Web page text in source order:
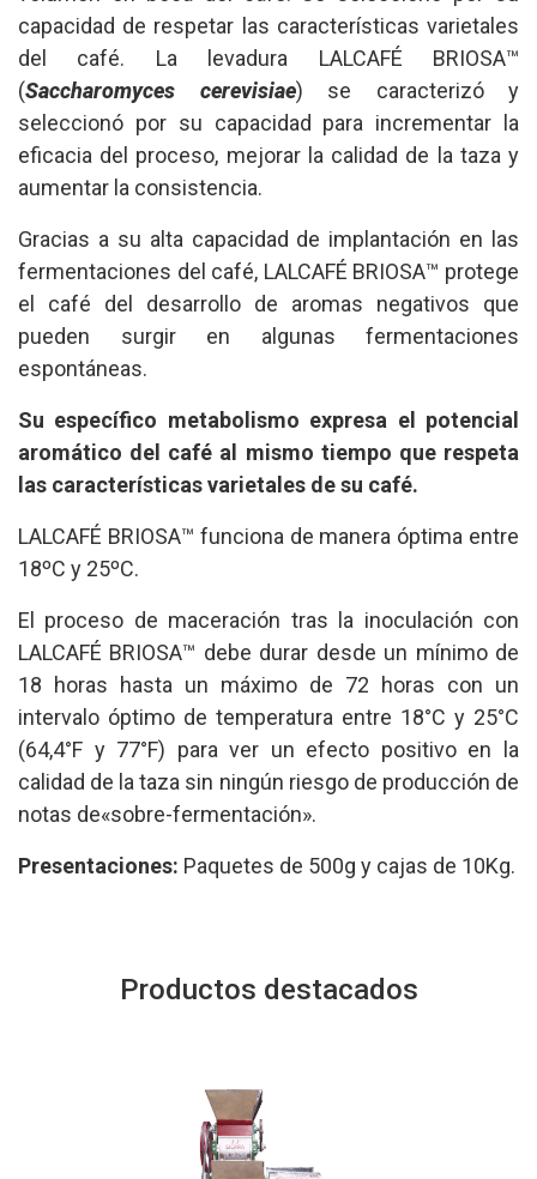
capacidad de respetar las características varietales
del café. La levadura LALCAFÉ BRIOSA™
(Saccharomyces cerevisiae) se caracterizó y
seleccionó por su capacidad para incrementar la
eficacia del proceso, mejorar la calidad de la taza y
aumentar la consistencia.
Gracias a su alta capacidad de implantación en las
fermentaciones del café, LALCAFÉ BRIOSA™ protege
el café del desarrollo de aromas negativos que
pueden surgir en algunas fermentaciones
espontáneas.
Su específico metabolismo expresa el potencial
aromático del café al mismo tiempo que respeta
las características varietales de su café.
LALCAFÉ BRIOSA™ funciona de manera óptima entre
18ºC y 25ºC.
El proceso de maceración tras la inoculación con
LALCAFÉ BRIOSA™ debe durar desde un mínimo de
18 horas hasta un máximo de 72 horas con un
intervalo óptimo de temperatura entre 18°C y 25°C
(64,4°F y 77°F) para ver un efecto positivo en la
calidad de la taza sin ningún riesgo de producción de
notas de«sobre-fermentación».
Presentaciones: Paquetes de 500g y cajas de 10Kg.
Productos destacados